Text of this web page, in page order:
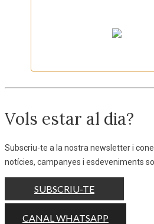
CERVESA WYHM
Vols estar al dia?
Subscriu-te a la nostra newsletter i
notícies, campanyes i esdeveniments
SUBSCRIU-TE
CANAL WHATSAPP